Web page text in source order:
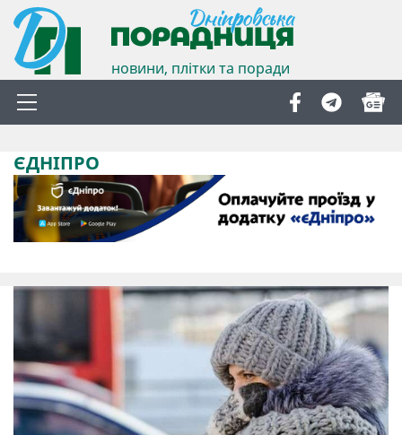
новини, плітки та поради
ЄДНІПРО